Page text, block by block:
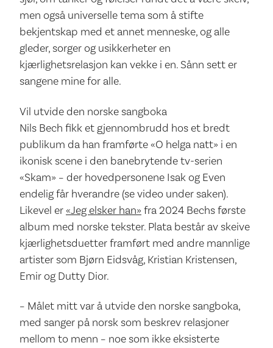
men også universelle tema som å stifte
bekjentskap med et annet menneske, og alle
gleder, sorger og usikkerheter en
kjærlighetsrelasjon kan vekke i en. Sånn sett er
sangene mine for alle.
Vil utvide den norske sangboka
Nils Bech fikk et gjennombrudd hos et bredt
publikum da han framførte «O helga natt» i en
ikonisk scene i den banebrytende tv-serien
«Skam» – der hovedpersonene Isak og Even
endelig får hverandre (se video under saken).
Likevel er«Jeg elsker han» fra 2024 Bechs første
album med norske tekster. Plata består av skeive
kjærlighetsduetter framført med andre mannlige
artister som Bjørn Eidsvåg, Kristian Kristensen,
Emir og Dutty Dior.
– Målet mitt var å utvide den norske sangboka,
med sanger på norsk som beskrev relasjoner
mellom to menn – noe som ikke eksisterte